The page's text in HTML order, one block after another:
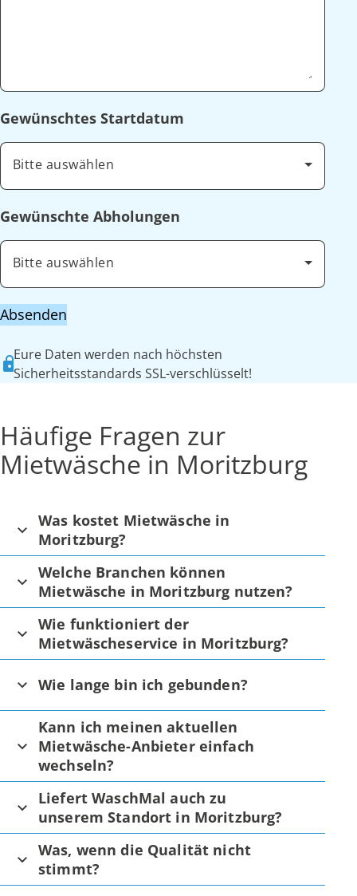
Gewünschtes Startdatum
Bitte auswählen
Gewünschte Abholungen
Bitte auswählen
Absenden
Eure Daten werden nach höchsten
Sicherheitsstandards SSL-verschlüsselt!
Häufige Fragen zur
Mietwäsche in Moritzburg
Was kostet Mietwäsche in
Moritzburg?
Welche Branchen können
Mietwäsche in Moritzburg nutzen?
Wie funktioniert der
Mietwäscheservice in Moritzburg?
Wie lange bin ich gebunden?
Kann ich meinen aktuellen
Mietwäsche-Anbieter einfach
wechseln?
Liefert WaschMal auch zu
unserem Standort in Moritzburg?
Was, wenn die Qualität nicht
stimmt?